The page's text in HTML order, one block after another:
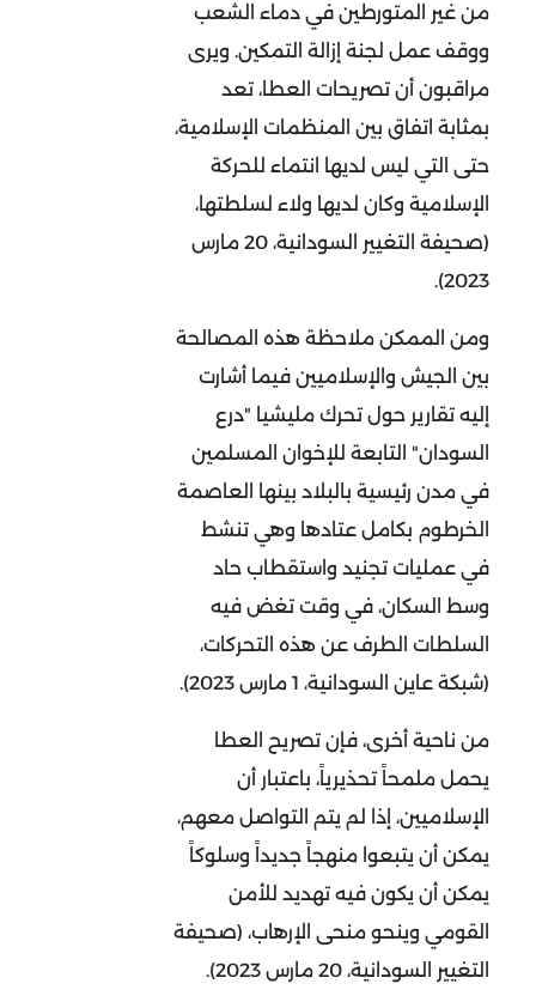
من غير المتورطين في دماء الشعب
ووقف عمل لجنة إزالة التمكين. ويرى
مراقبون أن تصريحات العطا، تعد
بمثابة اتفاق بين المنظمات الإسلامية،
حتى التي ليس لديها انتماء للحركة
الإسلامية وكان لديها ولاء لسلطتها،
(صحيفة التغيير السودانية، 20 مارس
2023).
ومن الممكن ملاحظة هذه المصالحة
بين الجيش والإسلاميين فيما أشارت
إليه تقارير حول تحرك مليشيا "درع
السودان" التابعة للإخوان المسلمين
في مدن رئيسية بالبلاد بينها العاصمة
الخرطوم بكامل عتادها وهي تنشط
في عمليات تجنيد واستقطاب حاد
وسط السكان، في وقت تغض فيه
السلطات الطرف عن هذه التحركات،
(شبكة عاين السودانية، 1 مارس 2023).
من ناحية أخرى، فإن تصريح العطا
يحمل ملمحاً تحذيرياً، باعتبار أن
الإسلاميين، إذا لم يتم التواصل معهم،
يمكن أن يتبعوا منهجاً جديداً وسلوكاً
يمكن أن يكون فيه تهديد للأمن
القومي وينحو منحى الإرهاب، (صحيفة
التغيير السودانية، 20 مارس 2023).